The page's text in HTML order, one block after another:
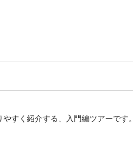
すく紹介する、入門編ツアーです。